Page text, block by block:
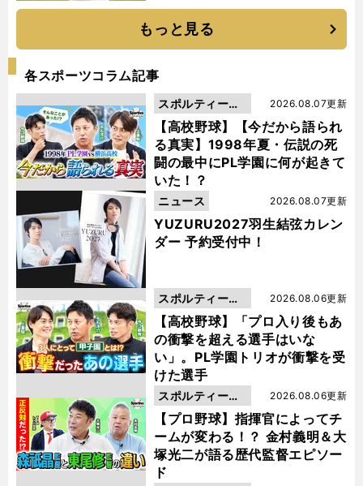
もっと見る
各スポーツコラム記事
【高校野球】【今だから語られ
る真実】1998年夏・伝説の死
闘の最中にPL学園に何が起きて
いた！？
2026.08.07更新
スポルティーバ
動画
YUZURU2027羽生結弦カレン
ダー 予約受付中！
2026.08.07更新
ニュース
【高校野球】「プロ入り後もあ
の衝撃を超える選手はいな
い」。PL学園トリオが衝撃を受
けた選手
2026.08.06更新
スポルティーバ
動画
【プロ野球】指揮官によってチ
ームが変わる！？ 金村義明＆大
塚光二が語る歴代監督エピソー
ド
2026.08.06更新
スポルティーバ
動画